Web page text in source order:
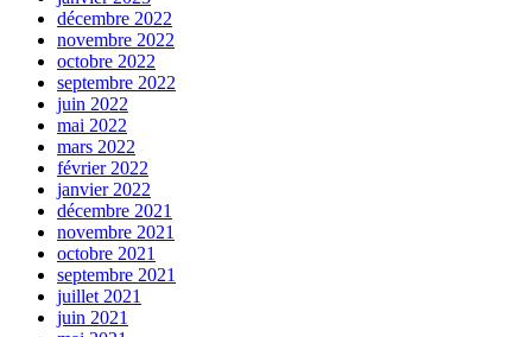
décembre 2022
novembre 2022
octobre 2022
septembre 2022
juin 2022
mai 2022
mars 2022
février 2022
janvier 2022
décembre 2021
novembre 2021
octobre 2021
septembre 2021
juillet 2021
juin 2021